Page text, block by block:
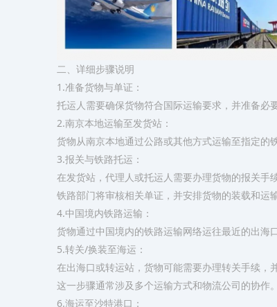
二、详细步骤说明
1.准备货物与单证：
托运人需要确保货物符合国际运输要求，并准备必
2.南京本地运输至发货站：
货物从南京本地通过公路或其他方式运输至指定的
3.报关与铁路托运：
在发货站，代理人或托运人需要办理货物的报关手
铁路部门将审核相关单证，并安排货物的装载和运输
4.中国境内铁路运输：
货物通过中国境内的铁路运输网络运往最近的出海
5.转关/换装至海运：
在出海口或转运站，货物可能需要办理转关手续，
这一步骤通常涉及多个运输方式和物流公司的协作。
6.海运至沙特港口：